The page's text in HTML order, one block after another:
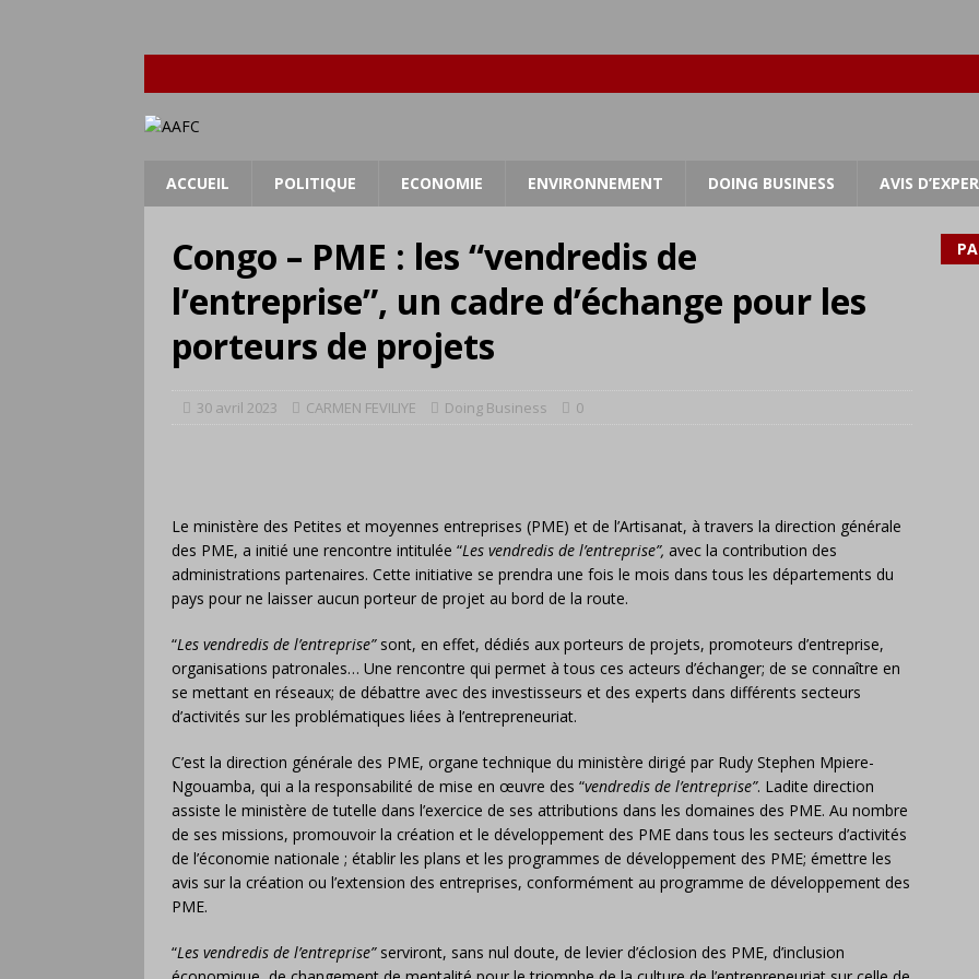
ACCUEIL POLITIQUE ECONOMIE ENVIRONNEMENT DOING BUSINESS AVIS
Congo – PME : les “vendredis de
l’entreprise”, un cadre d’échange pour les
porteurs de projets
30 avril 2023 CARMEN FEVILIYE Doing Business 0
Le ministère des Petites et moyennes entreprises (PME) et de l’Artisanat, à travers la direction générale
des PME, a initié une rencontre intitulée “Les vendredis de l’entreprise”, avec la contribution des
administrations partenaires. Cette initiative se prendra une fois le mois dans tous les départements du
pays pour ne laisser aucun porteur de projet au bord de la route.
“Les vendredis de l’entreprise”sont, en effet, dédiés aux porteurs de projets, promoteurs d’entreprise,
organisations patronales… Une rencontre qui permet à tous ces acteurs d’échanger; de se connaître en
se mettant en réseaux; de débattre avec des investisseurs et des experts dans différents secteurs
d’activités sur les problématiques liées à l’entrepreneuriat.
C’est la direction générale des PME, organe technique du ministère dirigé par Rudy Stephen Mpiere-
Ngouamba, qui a la responsabilité de mise en œuvre des “vendredis de l’entreprise”. Ladite direction
assiste le ministère de tutelle dans l’exercice de ses attributions dans les domaines des PME. Au nombre
de ses missions, promouvoir la création et le développement des PME dans tous les secteurs d’activités
de l’économie nationale ; établir les plans et les programmes de développement des PME; émettre les
avis sur la création ou l’extension des entreprises, conformément au programme de développement des
PME.
“Les vendredis de l’entreprise” serviront, sans nul doute, de levier d’éclosion des PME, d’inclusion